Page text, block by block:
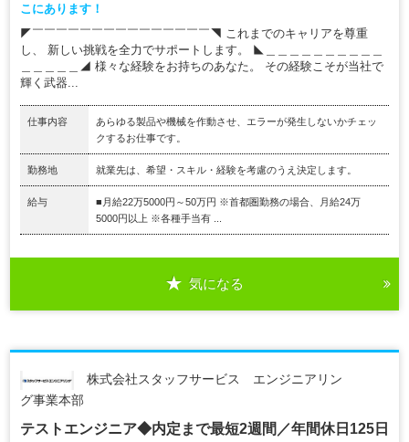
こにあります！
◤￣￣￣￣￣￣￣￣￣￣￣￣￣￣￣◥ これまでのキャリアを尊重
し、 新しい挑戦を全力でサポートします。 ◣＿＿＿＿＿＿＿＿＿＿
＿＿＿＿＿◢ 様々な経験をお持ちのあなた。 その経験こそが当社で
輝く武器...
仕事内容
あらゆる製品や機械を作動させ、エラーが発生しないかチェッ
クするお仕事です。
勤務地 就業先は、希望・スキル・経験を考慮のうえ決定します。
給与
■月給22万5000円～50万円 ※首都圏勤務の場合、月給24万
5000円以上 ※各種手当有 ...
気になる
株式会社スタッフサービス エンジニアリン
グ事業本部
テストエンジニア◆内定まで最短2週間／年間休日125日